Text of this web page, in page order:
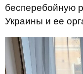
бесперебойную
Украины и ее